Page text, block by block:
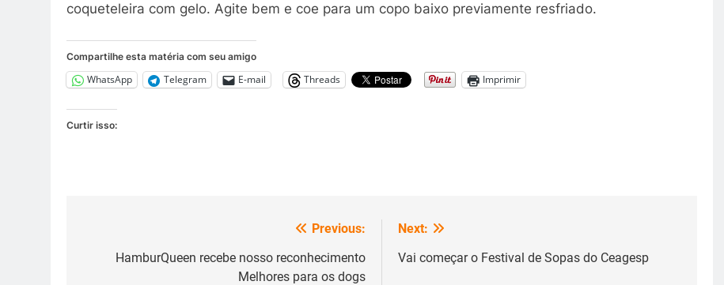
coqueteleira com gelo. Agite bem e coe para um copo baixo previamente resfriado.
Compartilhe esta matéria com seu amigo
WhatsApp Telegram E-mail Threads Imprimir
Curtir isso:
Previous:
HamburQueen recebe nosso reconhecimento
Melhores para os dogs
Next:
Vai começar o Festival de Sopas do Ceagesp